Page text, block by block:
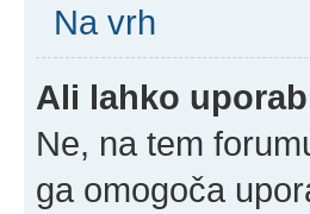
Na vrh
Ali lahko
Ne, na tem
ga omogoča